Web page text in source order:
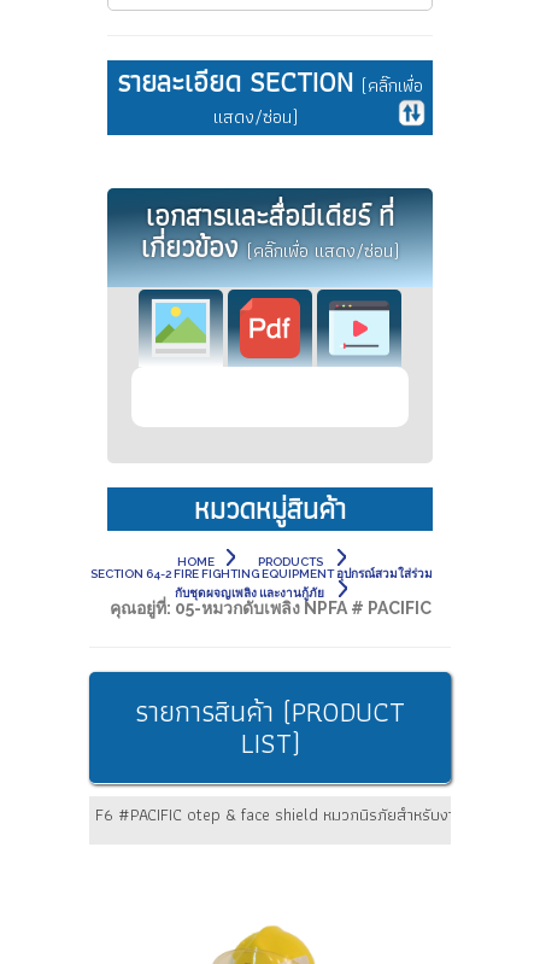
รายละเอียด SECTION (คลิ๊กเพื่อ
แสดง/ซ่อน)
เอกสารและสื่อมีเดียร์ ที่
เกี่ยวข้อง(คลิ๊กเพื่อ แสดง/ซ่อน)
หมวดหมู่สินค้า
HOME
PRODUCTS
SECTION 64-2 FIRE FIGHTING EQUIPMENT อุปกรณ์สวมใส่ร่วม
กับชุดผจญเพลิง และงานกู้ภัย
คุณอยู่ที่: 05-หมวกดับเพลิง NPFA # PACIFIC
รายการสินค้า (PRODUCT
LIST)
F6 #PACIFIC otep & face shield หมวกนิรภัยสำหรับงานผจญเพลิง